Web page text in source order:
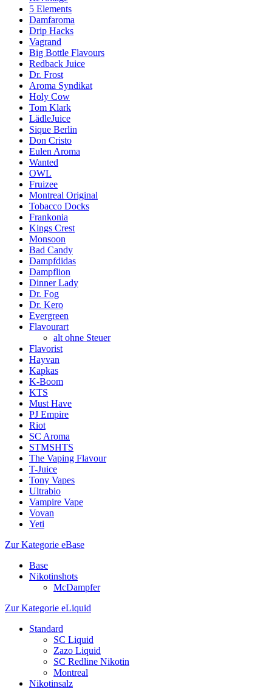
5 Elements
Damfaroma
Drip Hacks
Vagrand
Big Bottle Flavours
Redback Juice
Dr. Frost
Aroma Syndikat
Holy Cow
Tom Klark
LädleJuice
Sique Berlin
Don Cristo
Eulen Aroma
Wanted
OWL
Fruizee
Montreal Original
Tobacco Docks
Frankonia
Kings Crest
Monsoon
Bad Candy
Dampfdidas
Dampflion
Dinner Lady
Dr. Fog
Dr. Kero
Evergreen
Flavourart
alt ohne Steuer
Flavorist
Hayvan
Kapkas
K-Boom
KTS
Must Have
PJ Empire
Riot
SC Aroma
STMSHTS
The Vaping Flavour
T-Juice
Tony Vapes
Ultrabio
Vampire Vape
Vovan
Yeti
Zur Kategorie eBase
Base
Nikotinshots
McDampfer
Zur Kategorie eLiquid
Standard
SC Liquid
Zazo Liquid
SC Redline Nikotin
Montreal
Nikotinsalz